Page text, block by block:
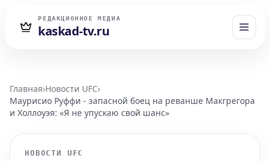
РЕДАКЦИОННОЕ МЕДИА
kaskad-tv.ru
Главная›Новости UFC›
Маурисио Руффи - запасной боец на реванше Макгрегора
и Холлоуэя: «Я не упускаю свой шанс»
НОВОСТИ UFC